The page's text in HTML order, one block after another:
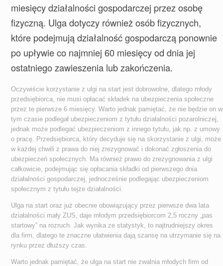
miesięcy działalności gospodarczej przez osobę
fizyczną. Ulga dotyczy również osób fizycznych,
które podejmują działalność gospodarczą ponownie
po upływie co najmniej 60 miesięcy od dnia jej
ostatniego zawieszenia lub zakończenia.
Oczywiście korzystanie z ulgi na start jest dobrowolne, dlatego młody
przedsiębiorca, nie musi opłacać składek na ubezpieczenia społeczne
przez te pierwsze 6 miesięcy. Warto jednak pamiętać, że nie będzie on w
tym czasie podlegał ubezpieczeniom z tytułu działalności pozarolniczej,
jednak może podlegać ubezpieczeniom z innego tytułu, jak np. z umowy
o pracę. Przedsiębiorca, który decyduje się na skorzystanie z ulgi, może
w każdej chwili z prawa do niej zrezygnować i dokonać zgłoszenia do
ubezpieczeń społecznych. Ma również prawo do zrezygnowania z ulgi
całkowicie, podejmując się opłacania składki od pierwszego dnia
działalności gospodarczej, jednocześnie podlegając ubezpieczeniom
społecznym z tytułu tejże działalności.
Ulga na start oraz już obecnie obowiązujący przez pierwsze dwa lata
działalności mały ZUS, daje młodym przedsiębiorcom 2,5 roczny „pas
startowy” na rozruch. Jak wynika ze statystyk, to najtrudniejszy okres
dla firm, dlatego te znaczne ułatwienia dają szansę na utrzymanie się na
rynku przez dłuższy czas.
Warto jednak pamiętać, że ulga na start nie zwalnia młodych firm od